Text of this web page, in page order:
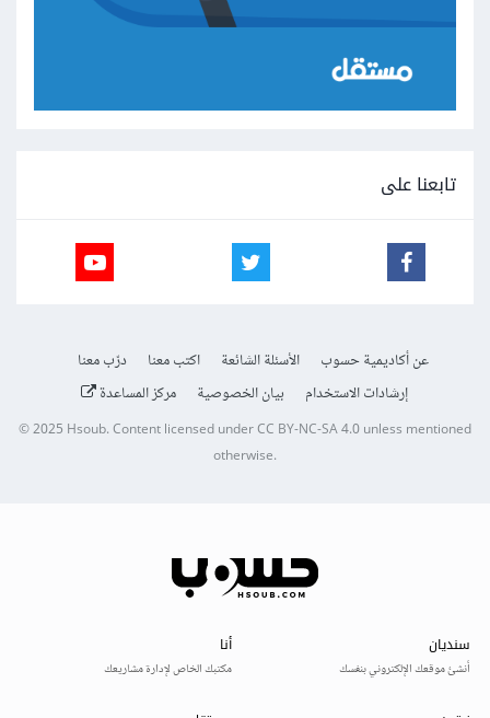
تابعنا على
عن أكاديمية حسوب الأسئلة الشائعة اكتب معنا
درّب معنا
إرشادات الاستخدام
بيان الخصوصية مركز المساعدة
© 2025Hsoub.Content licensed underCC BY-NC-SA 4.0unless mentioned
otherwise.